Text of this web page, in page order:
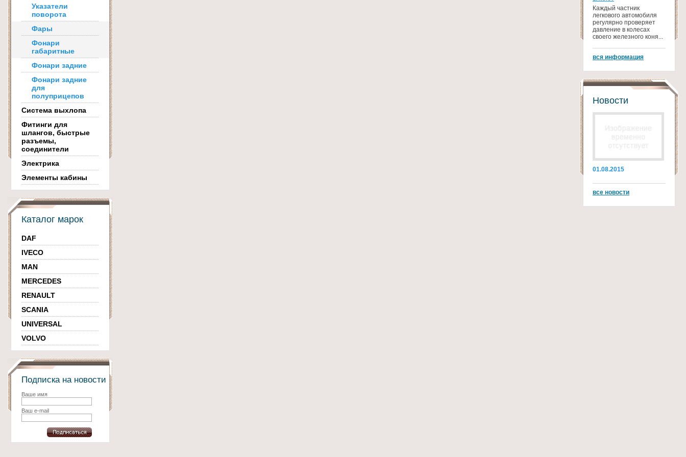
Указатели
поворота
Фары
Фонари
габаритные
Фонари задние
Фонари задние
для
полуприцепов
Система выхлопа
Фитинги для
шлангов, быстрые
разъемы,
соединители
Электрика
Элементы кабины
Каталог марок
DAF
IVECO
MAN
MERCEDES
RENAULT
SCANIA
UNIVERSAL
VOLVO
Подписка на новости
Ваше имя
Ваш e-mail
Каждый частник
легкового автомобиля
регулярно проверяет
давление в колесах
своего железного коня...
вся информация
Новости
01.08.2015
все новости